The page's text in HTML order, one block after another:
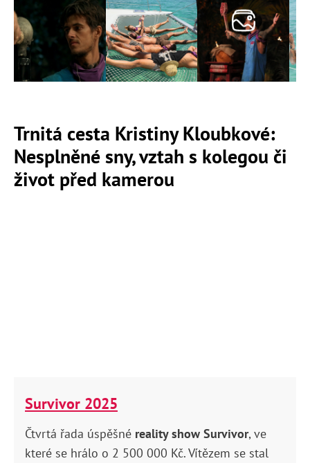
Trnitá cesta Kristiny Kloubkové:
Nesplněné sny, vztah s kolegou či
život před kamerou
Survivor 2025
Čtvrtá řada úspěšné reality show Survivor, ve
které se hrálo o 2 500 000 Kč. Vítězem se stal